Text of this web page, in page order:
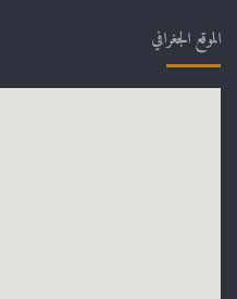
الموقع الجغرافي